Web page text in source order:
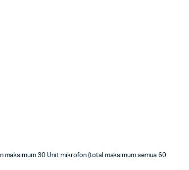
maksimum 30 Unit mikrofon (total maksimum semua 60